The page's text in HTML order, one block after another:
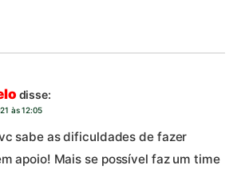
disse:
às 12:05
sabe as dificuldades de fazer
apoio! Mais se possível faz um time